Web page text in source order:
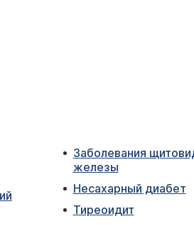
Заболевания
железы
Несахарный диабет
Тиреоидит